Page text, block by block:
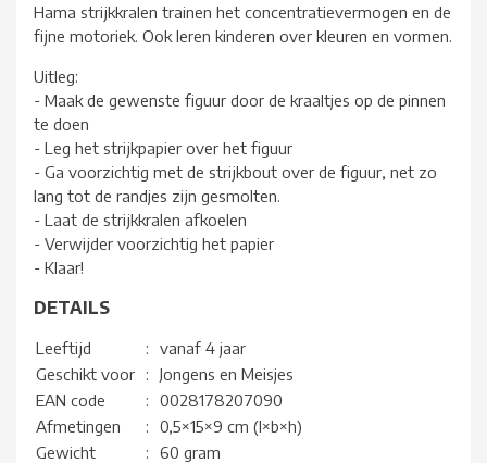
Hama strijkkralen trainen het concentratievermogen en de
fijne motoriek. Ook leren kinderen over kleuren en vormen.
Uitleg:
- Maak de gewenste figuur door de kraaltjes op de pinnen
te doen
- Leg het strijkpapier over het figuur
- Ga voorzichtig met de strijkbout over de figuur, net zo
lang tot de randjes zijn gesmolten.
- Laat de strijkkralen afkoelen
- Verwijder voorzichtig het papier
- Klaar!
DETAILS
Leeftijd :
vanaf 4 jaar
Geschikt voor
:
Jongens en Meisjes
EAN code
:
0028178207090
Afmetingen
:
0,5×15×9 cm (l×b×h)
Gewicht
:
60 gram